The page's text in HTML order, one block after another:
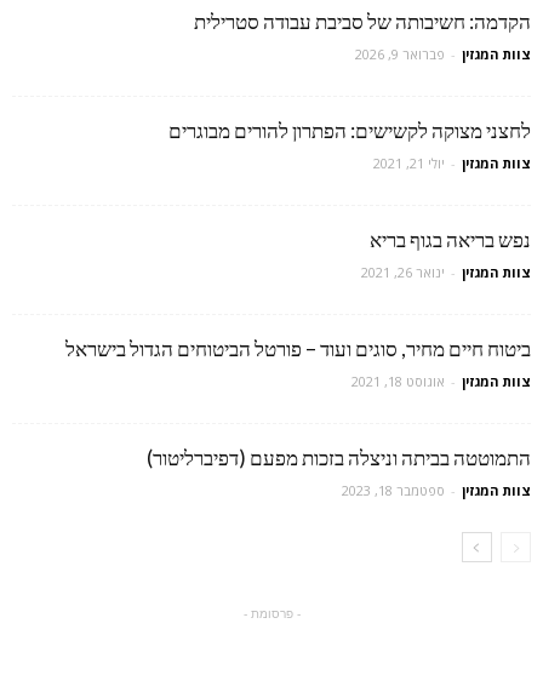
הקדמה: חשיבותה של סביבת עבודה סטרילית
צוות המגזין - פברואר 9, 2026
לחצני מצוקה לקשישים: הפתרון להורים מבוגרים
צוות המגזין - יולי 21, 2021
נפש בריאה בגוף בריא
צוות המגזין - ינואר 26, 2021
ביטוח חיים מחיר, סוגים ועוד – פורטל הביטוחים הגדול בישראל
צוות המגזין - אוגוסט 18, 2021
התמוטטה בביתה וניצלה בזכות מפעם (דפיברליטור)
צוות המגזין - ספטמבר 18, 2023
- פרסומת -